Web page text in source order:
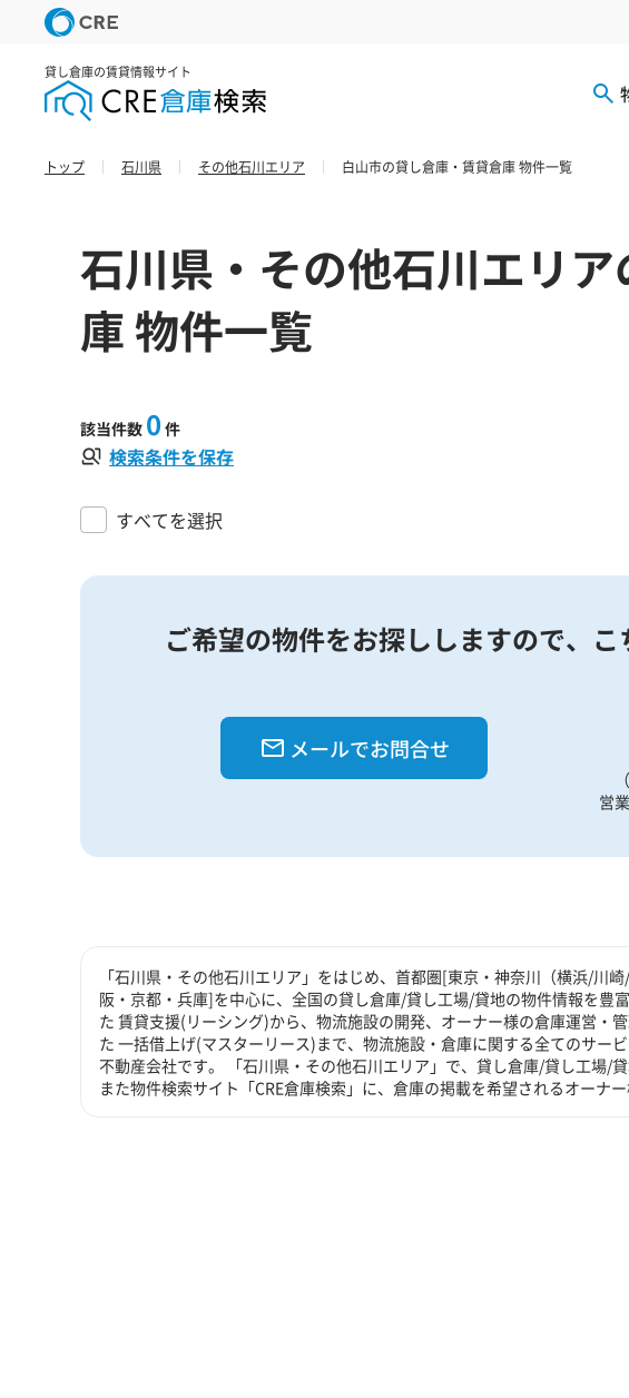
貸し倉庫の賃貸情報サイト
トップ 石川県 その他石川エリア 白山市の貸し倉庫・賃貸倉庫 物件一覧
石川県・その他石川エリ
庫 物件一覧
該当件数 0 件
検索条件を保存
すべてを選択
ご希望の物件をお探ししますので、 こ
メールでお問合せ
営
「石川県・その他石川エリア」をはじめ、首都圏[東京・神奈川（横浜/川
阪・京都・兵庫]を中心に、全国の貸し倉庫/貸し工場/貸地の物件情報を豊
た 賃貸支援(リーシング)から、物流施設の開発、オーナー様の倉庫運営・
た 一括借上げ(マスターリース)まで、物流施設・倉庫に関する全てのサー
不動産会社です。 「石川県・その他石川エリア」で、貸し倉庫/貸し工場/
また物件検索サイト「CRE倉庫検索」に、倉庫の掲載を希望されるオーナ